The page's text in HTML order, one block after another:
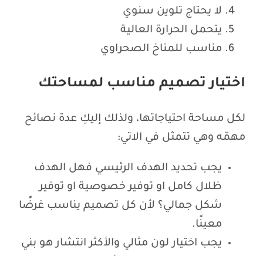
لا يحتاج تلوين سنوي
يتحمل الحرارة العالية
مناسب للمناخ الصحراوي
اختيار تصميم مناسب لمساحتك
لكل مساحة احتياجاتها، ولذلك إليكِ عدة نصائح
مهمّه وهي تتمثل في الاتي:
يجب تحديد الهدف الرئيسي فهل الهدف
ظلال كامل او توفير خصوصية او توفير
شكل جمالي؟ لأن كل تصميم يناسب غرضًا
معينًا.
يجب اختيار لون مثالي والأكثر انتشار هو بني